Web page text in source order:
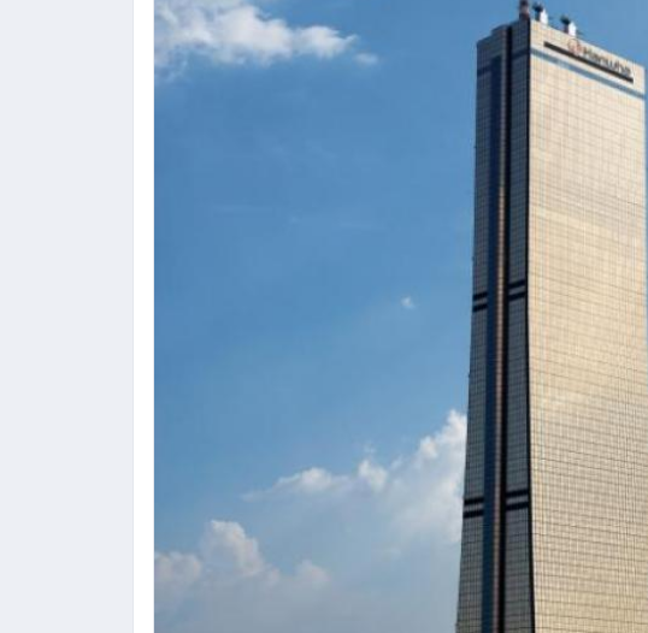
#11번
#LG유플러